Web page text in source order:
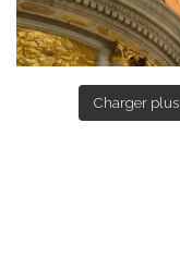
Charger plus